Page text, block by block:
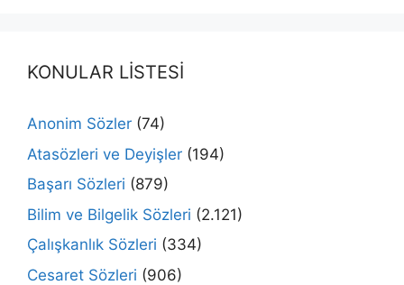
KONULAR LİSTESİ
Anonim Sözler (74)
Atasözleri ve Deyişler (194)
Başarı Sözleri (879)
Bilim ve Bilgelik Sözleri (2.121)
Çalışkanlık Sözleri (334)
Cesaret Sözleri (906)